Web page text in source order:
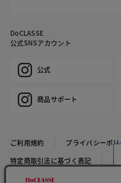
DoCLASSE
公式SNSアカウント
公式
商品サポート
ご利用規約
プライバシーポ
特定商取引法に基づく表記
COPYRIGHT © DoCLASSE ALL RIGHTS